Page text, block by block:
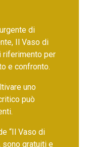
di
Il Vaso di
riferimento per
e confronto.
uno
può
“Il Vaso di
sono gratuiti e